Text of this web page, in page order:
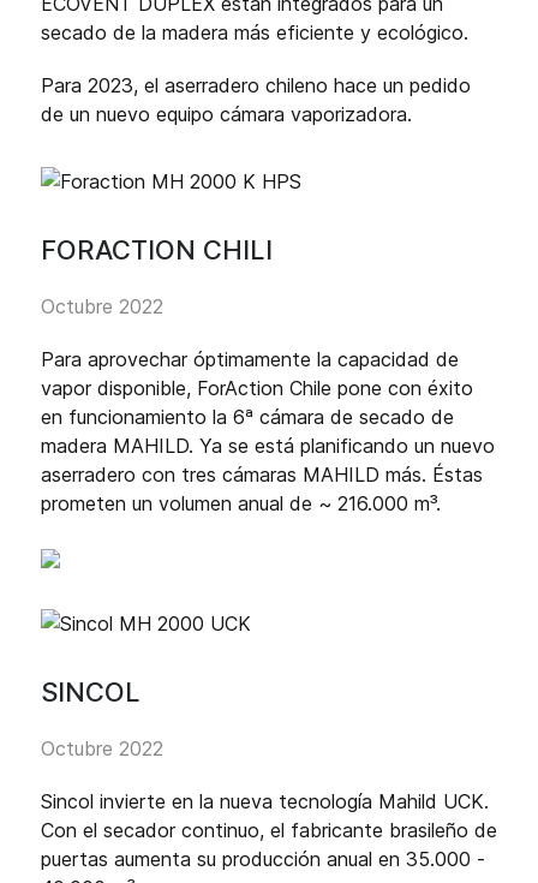
secado de la madera más eficiente y ecológico.
Para 2023, el aserradero chileno hace un pedido
de un nuevo equipo cámara vaporizadora.
FORACTION CHILI
Octubre 2022
Para aprovechar óptimamente la capacidad de
vapor disponible, ForAction Chile pone con éxito
en funcionamiento la 6ª cámara de secado de
madera MAHILD. Ya se está planificando un nuevo
aserradero con tres cámaras MAHILD más. Éstas
prometen un volumen anual de ~ 216.000 m³.
SINCOL
Octubre 2022
Sincol invierte en la nueva tecnología Mahild UCK.
Con el secador continuo, el fabricante brasileño de
puertas aumenta su producción anual en 35.000 -